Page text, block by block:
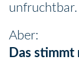
unfruchtbar.
Aber:
Das stimmt